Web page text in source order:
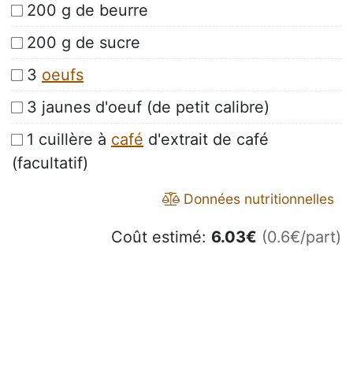
200 g de beurre
200 g de sucre
3 oeufs
3 jaunes d'oeuf (de petit calibre)
1 cuillère à café d'extrait de café
(facultatif)
Données nutritionnelles
Coût estimé: 6.03€ (0.6€/part)